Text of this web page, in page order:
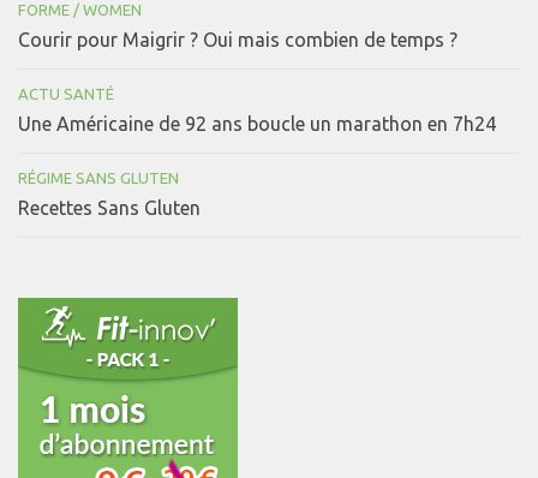
FORME / WOMEN
Courir pour Maigrir ? Oui mais combien de temps ?
ACTU SANTÉ
Une Américaine de 92 ans boucle un marathon en 7h24
RÉGIME SANS GLUTEN
Recettes Sans Gluten